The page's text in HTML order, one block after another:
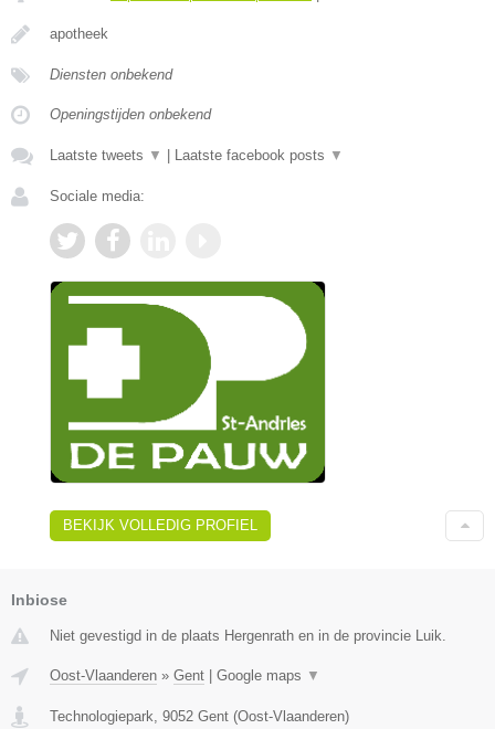
apotheek
Diensten onbekend
Openingstijden onbekend
Laatste tweets ▼ Laatste facebook posts ▼
Sociale media:
BEKIJK VOLLEDIG PROFIEL
Inbiose
Niet gevestigd in de plaats Hergenrath en in de provincie Luik.
Oost-Vlaanderen » Gent Google maps ▼
Technologiepark 9052 Gent (Oost-Vlaanderen)